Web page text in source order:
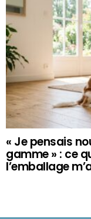
« Je pensais
gamme » : ce
l’emballage